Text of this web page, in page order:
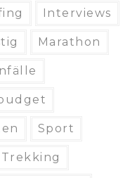
Interviews
Marathon
Sport
Trekking